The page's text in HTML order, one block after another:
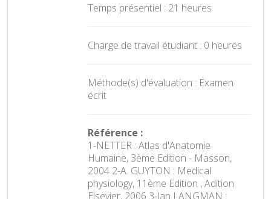
Temps présentiel : 21 heures
Charge de travail étudiant : 0 heures
Méthode(s) d'évaluation : Examen
écrit
Référence :
1-NETTER : Atlas d'Anatomie
Humaine, 3ème Edition - Masson,
2004 2-A. GUYTON : Medical
physiology, 11ème Edition , Adition
Elsevier, 2006 3-Jan LANGMAN :